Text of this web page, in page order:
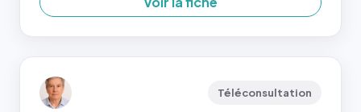
Téléconsultation